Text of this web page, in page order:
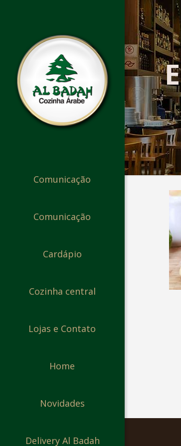
Comunicação
Comunicação
Cardápio
Cozinha central
Lojas e Contato
Home
Novidades
Delivery Al Badah